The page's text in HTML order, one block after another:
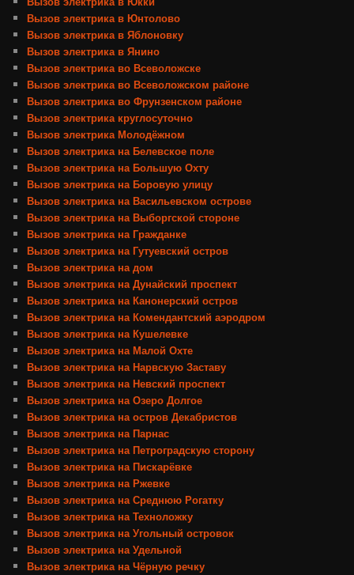
Вызов электрика в Юнтолово
Вызов электрика в Яблоновку
Вызов электрика в Янино
Вызов электрика во Всеволожске
Вызов электрика во Всеволожском районе
Вызов электрика во Фрунзенском районе
Вызов электрика круглосуточно
Вызов электрика Молодёжном
Вызов электрика на Белевское поле
Вызов электрика на Большую Охту
Вызов электрика на Боровую улицу
Вызов электрика на Васильевском острове
Вызов электрика на Выборгской стороне
Вызов электрика на Гражданке
Вызов электрика на Гутуевский остров
Вызов электрика на дом
Вызов электрика на Дунайский проспект
Вызов электрика на Канонерский остров
Вызов электрика на Комендантский аэродром
Вызов электрика на Кушелевке
Вызов электрика на Малой Охте
Вызов электрика на Нарвскую Заставу
Вызов электрика на Невский проспект
Вызов электрика на Озеро Долгое
Вызов электрика на остров Декабристов
Вызов электрика на Парнас
Вызов электрика на Петроградскую сторону
Вызов электрика на Пискарёвке
Вызов электрика на Ржевке
Вызов электрика на Среднюю Рогатку
Вызов электрика на Техноложку
Вызов электрика на Угольный островок
Вызов электрика на Удельной
Вызов электрика на Чёрную речку